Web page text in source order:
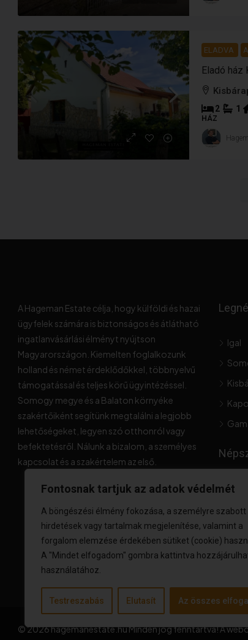
Fontosnak tartjuk az adatok védelmét
A böngészési élmény fokozása, a személyre szabott
hirdetések vagy tartalmak megjelenítése, valamint a
forgalom elemzése érdekében sütiket (cookie)
A "Mindet elfogadom" gombra kattintva
használatához.
Testreszabás Elutasít Az összes
ELADVA
2 1
HÁZ
A Hageman Estate célja, hogy külföldi és hazai
ügyfelek számára is biztonságos és átlátható
ingatlanvásárlási élményt nyújtson
Magyarországon. Kiemelten foglalkozunk
holland és német érdeklődőkkel, többnyelvű
támogatással és teljes körű ügyintézéssel.
Somogy megye és a Balaton környéke
szakértőiként segítünk megtalálni a legjobb
lehetőségeket, legyen szó otthonról vagy
befektetésről. Nálunk a bizalom, a személyes
kapcsolat és a szakértelem az első.
Igal
© 2026 hagemanestate.hu Minden jog fenntartva! A